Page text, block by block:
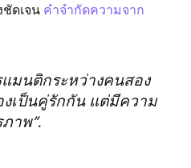
ดเจน คำจำกัดความจาก
มนติกระหว่างคนสอง
เป็นคู่รักกัน แต่มีความ
าพ”.